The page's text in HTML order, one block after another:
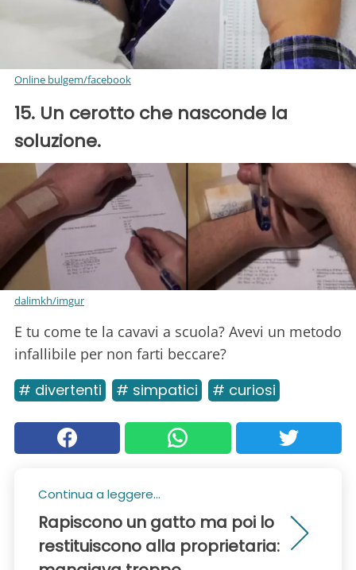
Online bulgem/facebook
15. Un cerotto che nasconde la
soluzione.
dalimkh/imgur
E tu come te la cavavi a scuola? Avevi un metodo
infallibile per non farti beccare?
# divertenti # simpatici # curiosi
Continua a leggere...
Rapiscono un gatto ma poi lo
restituiscono alla proprietaria: